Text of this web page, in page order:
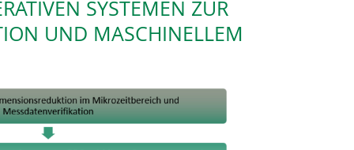
SYSTEMEN ZUR
UND MASCHINELLEM